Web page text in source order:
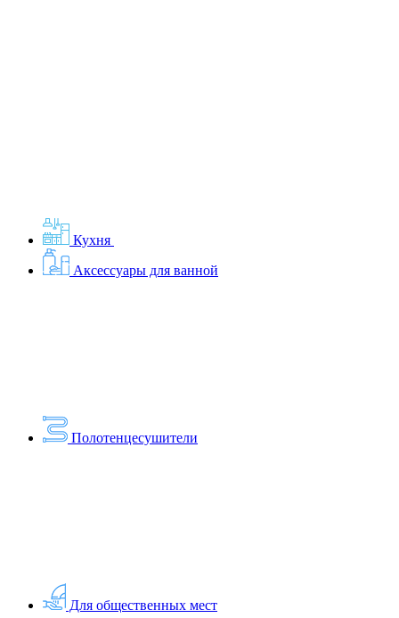
Кухня
Аксессуары для ванной
Полотенцесушители
Для общественных мест